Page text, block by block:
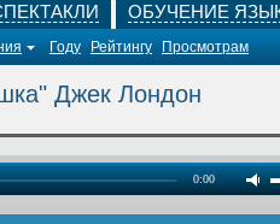
ОБУЧЕНИЕ
Году Рейтингу Просмотрам
Джек Лондон
0:00